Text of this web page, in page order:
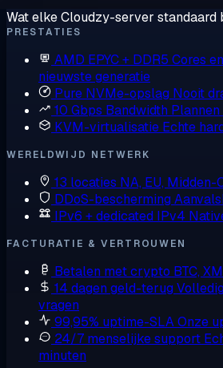
Wat elke Cloudzy-server standaard
PRESTATIES
AMD EPYC + DDR5 Cores
nieuwste generatie
Pure NVMe-opslag Nooit
10 Gbps Bandwidth
KVM-virtualisatie Echte
WERELDWIJD NETWERK
13 locaties NA, EU, Midden-
DDoS-bescherming
IPv6 + dedicated IPv4
FACTURATIE & VERTROUWEN
Betalen met crypto BTC,
14 dagen geld-terug
vragen
99,95% uptime-SLAOnze
24/7 menselijke support
minuten